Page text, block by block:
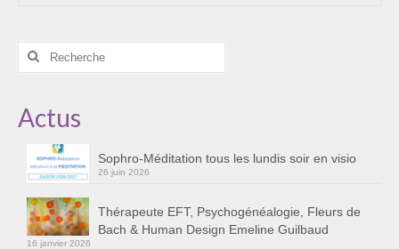
Rechercher
Actus
Sophro-Méditation tous les lundis soir en visio
26 juin 2026
Thérapeute EFT, Psychogénéalogie, Fleurs de
Bach & Human Design Emeline Guilbaud
16 janvier 2026